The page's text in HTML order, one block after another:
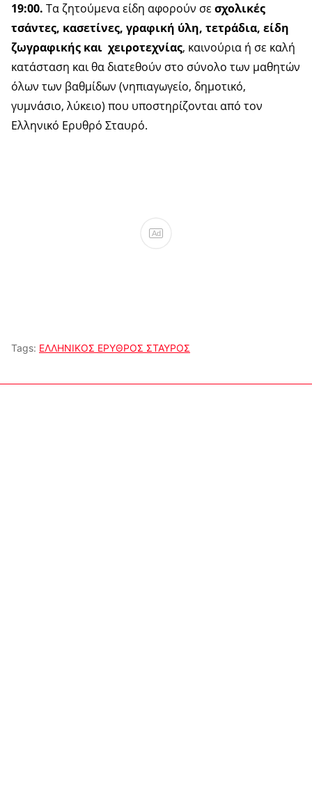
19:00. Τα ζητούμενα είδη αφορούν σε σχολικές
τσάντες, κασετίνες, γραφική ύλη, τετράδια, είδη
ζωγραφικής και χειροτεχνίας, καινούρια ή σε καλή
κατάσταση και θα διατεθούν στο σύνολο των μαθητών
όλων των βαθμίδων (νηπιαγωγείο, δημοτικό,
γυμνάσιο, λύκειο) που υποστηρίζονται από τον
Ελληνικό Ερυθρό Σταυρό.
Ad
Tags: ΕΛΛΗΝΙΚΟΣ ΕΡΥΘΡΟΣ ΣΤΑΥΡΟΣ